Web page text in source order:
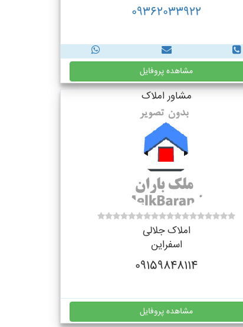
09362033922
مشاهده پروفایل
مشاور املاک
املاک جلالی
اسفراین
09159848114
مشاهده پروفایل